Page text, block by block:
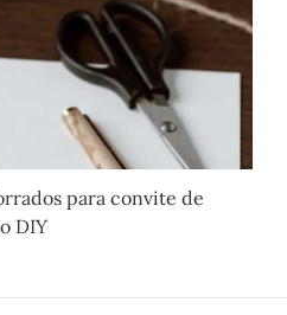
para convite de
DIY